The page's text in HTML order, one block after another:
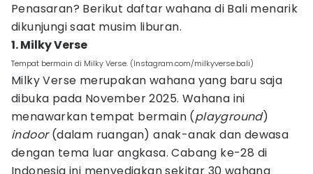
Penasaran? Berikut daftar wahana di Bali menarik
dikunjungi saat musim liburan.
1. Milky Verse
Tempat bermain di Milky Verse. (Instagram.com/milkyverse.bali)
Milky Verse merupakan wahana yang baru saja
dibuka pada November 2025. Wahana ini
menawarkan tempat bermain (playground)
indoor(dalam ruangan) anak-anak dan dewasa
dengan tema luar angkasa. Cabang ke-28 di